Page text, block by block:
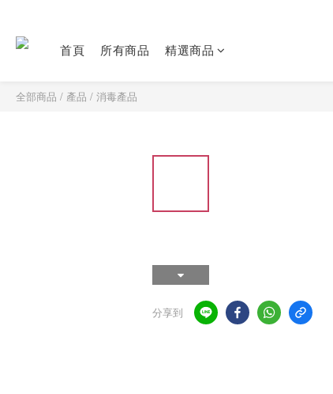
首頁 所有商品 精選商品
全部商品 / 產品 / 消毒產品
分享到